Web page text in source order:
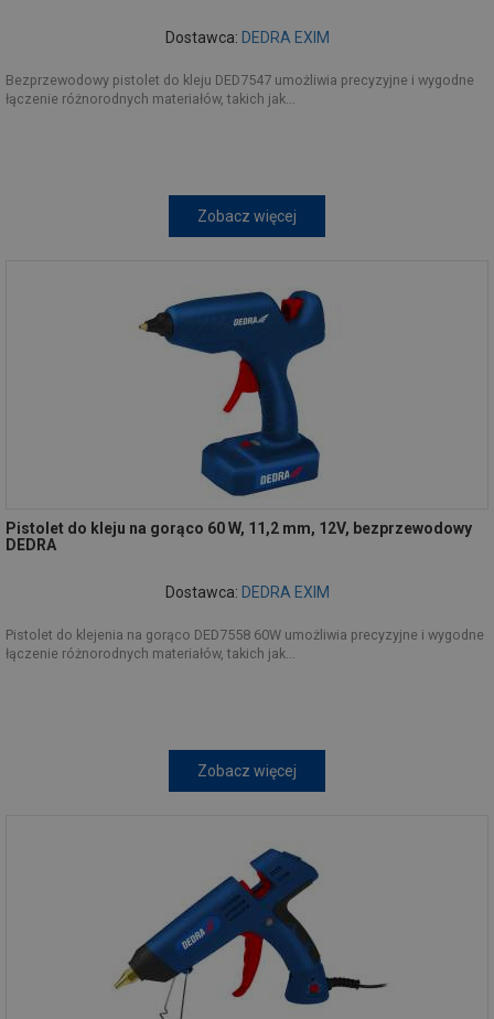
Dostawca: DEDRA EXIM
Bezprzewodowy pistolet do kleju DED7547 umożliwia precyzyjne i wygodne
łączenie różnorodnych materiałów, takich jak...
Zobacz więcej
Pistolet do kleju na gorąco 60 W, 11,2 mm, 12V, bezprzewodowy
DEDRA
Dostawca: DEDRA EXIM
Pistolet do klejenia na gorąco DED7558 60W umożliwia precyzyjne i wygodne
łączenie różnorodnych materiałów, takich jak...
Zobacz więcej